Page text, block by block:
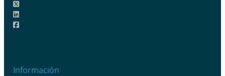
Información